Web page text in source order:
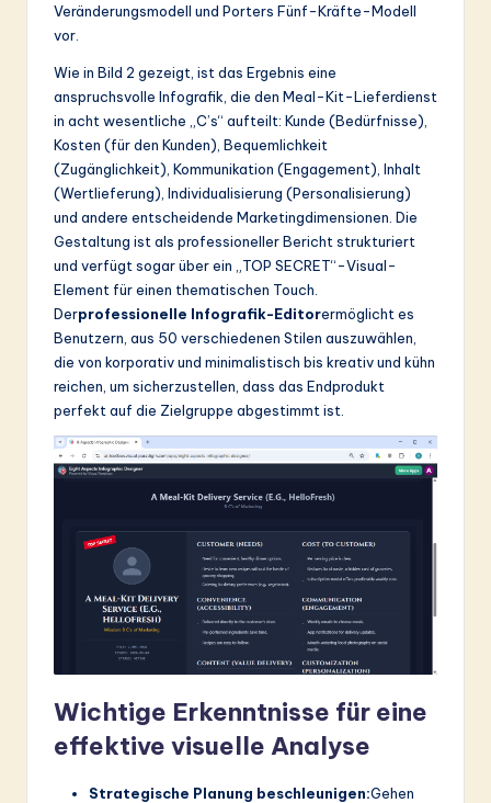
Veränderungsmodell und Porters Fünf-Kräfte-Modell
vor.
Wie in Bild 2 gezeigt, ist das Ergebnis eine
anspruchsvolle Infografik, die den Meal-Kit-Lieferdienst
in acht wesentliche „C’s“ aufteilt: Kunde (Bedürfnisse),
Kosten (für den Kunden), Bequemlichkeit
(Zugänglichkeit), Kommunikation (Engagement), Inhalt
(Wertlieferung), Individualisierung (Personalisierung)
und andere entscheidende Marketingdimensionen. Die
Gestaltung ist als professioneller Bericht strukturiert
und verfügt sogar über ein „TOP SECRET“-Visual-
Element für einen thematischen Touch.
Derprofessionelle Infografik-Editorermöglicht es
Benutzern, aus 50 verschiedenen Stilen auszuwählen,
die von korporativ und minimalistisch bis kreativ und kühn
reichen, um sicherzustellen, dass das Endprodukt
perfekt auf die Zielgruppe abgestimmt ist.
Wichtige Erkenntnisse für eine
effektive visuelle Analyse
Strategische Planung beschleunigen:Gehen